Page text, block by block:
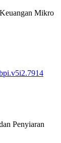
Mikro
Penyiaran